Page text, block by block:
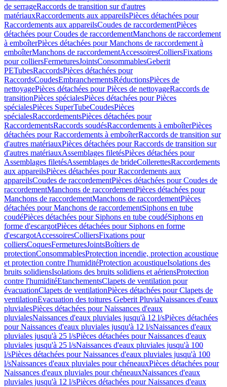
de serrageRaccords de transition sur d'autres
matériauxRaccordements aux appareilsPièces détachées pour
Raccordements aux appareilsCoudes de raccordementPièces
détachées pour Coudes de raccordementManchons de raccordement
à emboîterPièces détachées pour Manchons de raccordement à
emboîterManchons de raccordementAccessoiresColliersFixations
pour colliersFermeturesJointsConsommablesGeberit
PETubesRaccordsPièces détachées pour
RaccordsCoudesEmbranchementsRéductionsPièces de
nettoyagePièces détachées pour Pièces de nettoyageRaccords de
transitionPièces spécialesPièces détachées pour Pièces
spécialesPièces SuperTubeCoudesPièces
spécialesRaccordementsPièces détachées pour
RaccordementsRaccords soudésRaccordements à emboîterPièces
détachées pour Raccordements à emboîterRaccords de transition sur
d'autres matériauxPièces détachées pour Raccords de transition sur
d'autres matériauxAssemblages filetésPièces détachées pour
Assemblages filetésAssemblages de brideCollerettesRaccordements
aux appareilsPièces détachées pour Raccordements aux
appareilsCoudes de raccordementPièces détachées pour Coudes de
raccordementManchons de raccordementPièces détachées pour
Manchons de raccordementManchons de raccordementPièces
détachées pour Manchons de raccordementSiphons en tube
coudéPièces détachées pour Siphons en tube coudéSiphons en
forme d'escargotPièces détachées pour Siphons en forme
d'escargotAccessoiresColliersFixations pour
colliersCoquesFermeturesJointsBoîtiers de
protectionConsommablesProtection incendie, protection acoustique
et protection contre l'humiditéProtection acoustiqueIsolations des
bruits solidiensIsolations des bruits solidiens et aériensProtection
contre l'humiditéEtanchementsClapets de ventilation pour
évacuationClapets de ventilationPièces détachées pour Clapets de
ventilationEvacuation des toitures Geberit PluviaNaissances d'eaux
pluvialesPièces détachées pour Naissances d'eaux
pluvialesNaissances d'eaux pluviales jusqu'à 12 l/sPièces détachées
pour Naissances d'eaux pluviales jusqu'à 12 l/sNaissances d'eaux
pluviales jusqu'à 25 l/sPièces détachées pour Naissances d'eaux
pluviales jusqu'à 25 l/sNaissances d'eaux pluviales jusqu'à 100
l/sPièces détachées pour Naissances d'eaux pluviales jusqu'à 100
l/sNaissances d'eaux pluviales pour chéneauxPièces détachées pour
Naissances d'eaux pluviales pour chéneauxNaissances d'eaux
pluviales jusqu'à 12 l/sPièces détachées pour Naissances d'eaux